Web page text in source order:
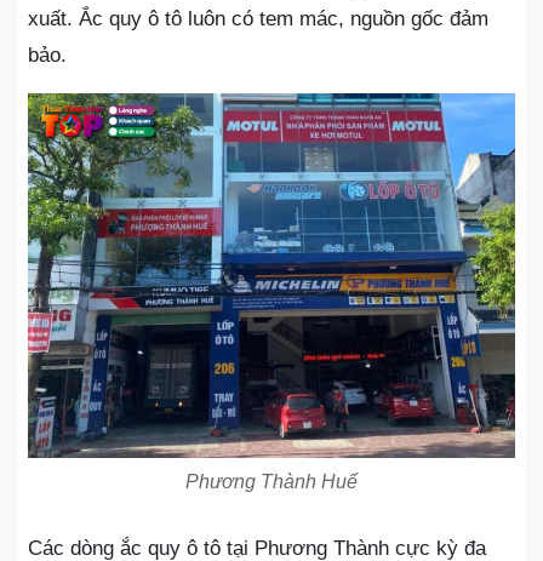
xuất. Ắc quy ô tô luôn có tem mác, nguồn gốc đảm
bảo.
Phương Thành Huế
Các dòng ắc quy ô tô tại Phương Thành cực kỳ đa